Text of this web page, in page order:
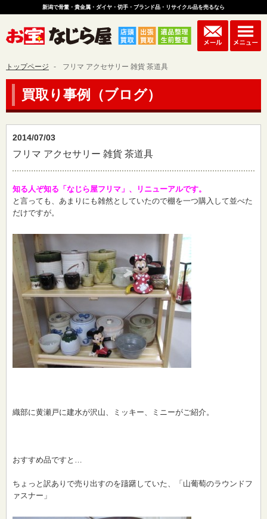
新潟で骨董・貴金属・ダイヤ・切手・ブランド品・リサイクル品を売るなら
トップページ フリマ アクセサリー 雑貨 茶道具
買取り事例（ブログ）
2014/07/03
フリマ アクセサリー 雑貨 茶道具
知る人ぞ知る「なじら屋フリマ」、リニューアルです。
と言っても、あまりにも雑然としていたので棚を一つ購入して並べた
だけですが。
織部に黄瀬戸に建水が沢山、ミッキー、ミニーがご紹介。
おすすめ品ですと…
ちょっと訳ありで売り出すのを躊躇していた、「山葡萄のラウンドフ
ァスナー」